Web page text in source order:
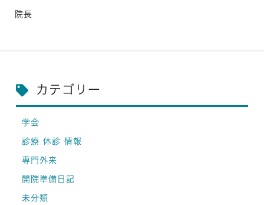
院長
カテゴリー
学会
診療 休診 情報
専門外来
開院準備日記
未分類